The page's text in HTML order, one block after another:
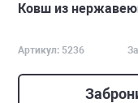
Ковш из
Артикул: 5236